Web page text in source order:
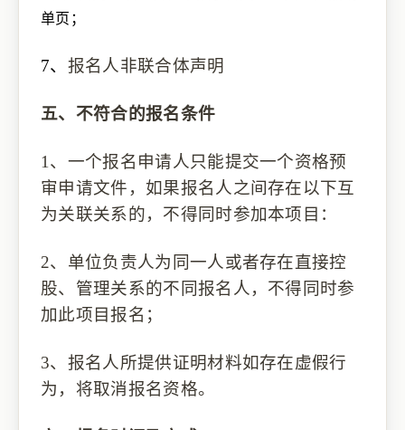
单页；
7、 报名人非联合体声明
五、 不符合的报名条件
1、 一个报名 申请人只能提交一个资格预
审申请文件 ， 如果报名 人之间存在以下互
为关联关系的，不得同时参加本项目 ：
2、 单位负责人为同一人或者存在直接控
股、管理关系的不同报名人 ，不得 同时参
加此项目报名 ；
3、 报名人所提供证明材料如存在虚假行
为，将取消报名资格。